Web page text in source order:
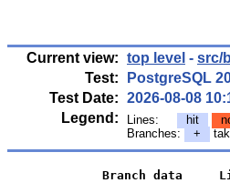
Current view: top level - src/
Test:
PostgreSQL
Test Date: 2026-08-08
Legend:
Lines: hit
Branches:
+
Branch data